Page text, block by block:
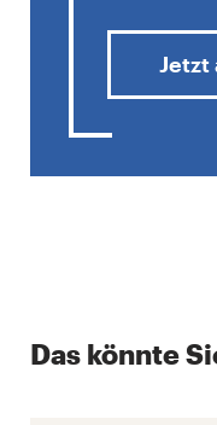
Jetzt
Das könnte